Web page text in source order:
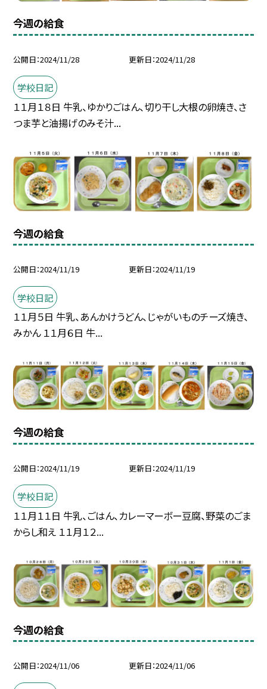
今週の給食
公開日 2024/11/28 更新日 2024/11/28
学校日記
１１月１８日 牛乳、ゆかりごはん、切り干し大根の卵焼き、さ
つま芋と油揚げのみそ汁...
今週の給食
公開日 2024/11/19 更新日 2024/11/19
学校日記
１１月５日 牛乳、あんかけうどん、じゃがいものチーズ焼き、
みかん １１月６日 牛...
今週の給食
公開日 2024/11/19 更新日 2024/11/19
学校日記
１１月１１日 牛乳、ごはん、カレーマーボー豆腐、野菜のごま
からし和え １１月１２...
今週の給食
公開日 2024/11/06 更新日 2024/11/06